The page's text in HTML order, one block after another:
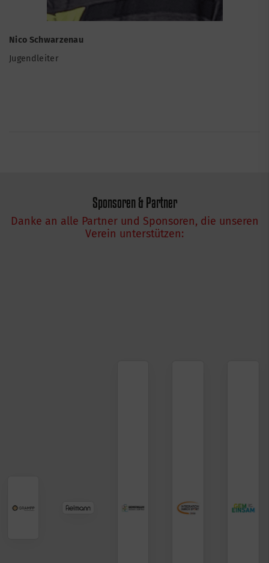
Nico Schwarzenau
Jugendleiter
Sponsoren & Partner
Danke an alle Partner und Sponsoren, die unseren
Verein unterstützen: